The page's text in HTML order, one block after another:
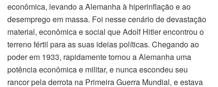
econômica, levando a Alemanha à hiperinflação e ao
desemprego em massa. Foi nesse cenário de devastação
material, econômica e social que Adolf Hitler encontrou o
terreno fértil para as suas ideias políticas. Chegando ao
poder em 1933, rapidamente tornou a Alemanha uma
potência econômica e militar, e nunca escondeu seu
rancor pela derrota na Primeira Guerra Mundial, e estava